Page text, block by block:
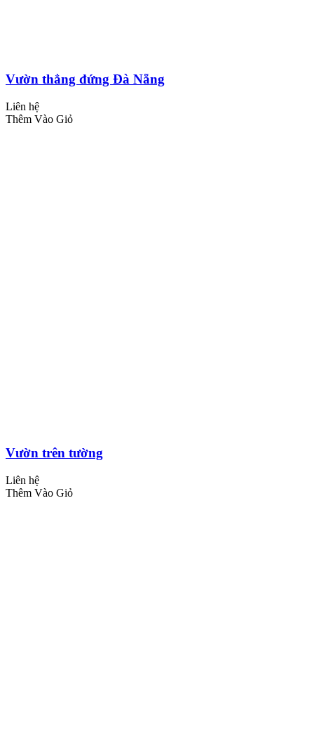
Vườn thẳng đứng Đà Nẵng
Liên hệ
Thêm Vào Giỏ
Vườn trên tường
Liên hệ
Thêm Vào Giỏ